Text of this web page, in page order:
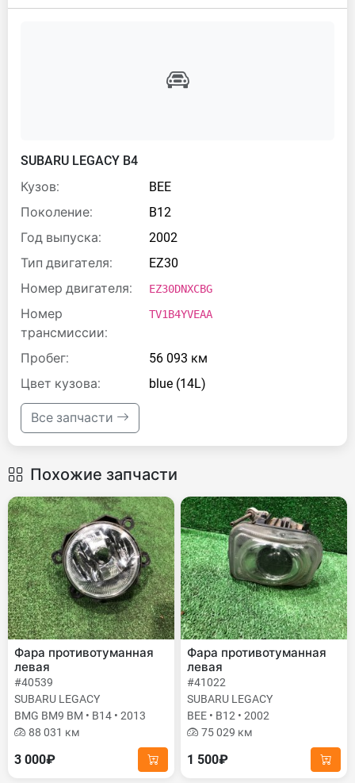
SUBARU LEGACY B4
Кузов:
BEE
Поколение:
B12
Год выпуска:
2002
Тип двигателя:
EZ30
Номер двигателя:
EZ30DNXCBG
Номер
трансмиссии:
TV1B4YVEAA
Пробег:
56 093 км
Цвет кузова:
blue (14L)
Все запчасти
Похожие запчасти
Фара противотуманная
левая
#40539
SUBARU LEGACY
BMG BM9 BM • B14 • 2013
88 031 км
3 000₽
Фара противотуманная
левая
#41022
SUBARU LEGACY
BEE • B12 • 2002
75 029 км
1 500₽